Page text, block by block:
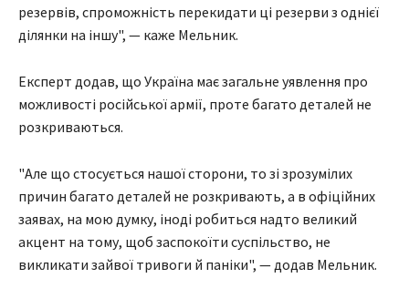
резервів, спроможність перекидати ці резерви з однієї
ділянки на іншу", — каже Мельник.
Експерт додав, що Україна має загальне уявлення про
можливості російської армії, проте багато деталей не
розкриваються.
"Але що стосується нашої сторони, то зі зрозумілих
причин багато деталей не розкривають, а в офіційних
заявах, на мою думку, іноді робиться надто великий
акцент на тому, щоб заспокоїти суспільство, не
викликати зайвої тривоги й паніки", — додав Мельник.